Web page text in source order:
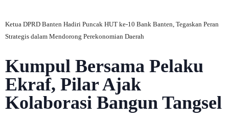
Ketua DPRD Banten Hadiri Puncak HUT ke-10 Bank Banten, Tegaskan Peran
Strategis dalam Mendorong Perekonomian Daerah
Kumpul Bersama Pelaku
Ekraf, Pilar Ajak
Kolaborasi Bangun Tangsel